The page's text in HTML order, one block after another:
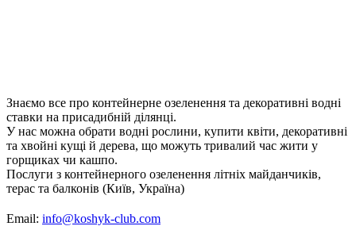
Знаємо все про контейнерне озеленення та декоративні водні
ставки на присадибній ділянці.
У нас можна обрати водні рослини, купити квіти, декоративні
та хвойні кущі й дерева, що можуть тривалий час жити у
горщиках чи кашпо.
Послуги з контейнерного озеленення літніх майданчиків,
терас та балконів (Київ, Україна)
Email: info@koshyk-club.com